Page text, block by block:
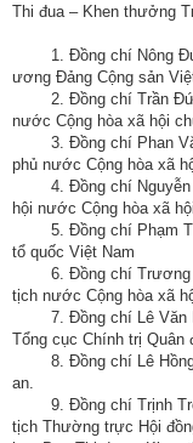
Thi đua – Khen thưởng
1. Đồng chí Nông
ương Đảng Cộng sản
2. Đồng chí Trần
nước Cộng hòa xã hội
3. Đồng chí Phan
phủ nước Cộng hòa xã
4. Đồng chí
hội nước Cộng hòa xã
5. Đồng chí Phạm
tổ quốc Việt Nam
6. Đồng chí
tịch nước Cộng hòa xã
7. Đồng chí Lê Văn
Tổng cục Chính trị Quân
8. Đồng chí Lê
an.
9. Đồng chí Trịnh
tịch Thường trực Hội